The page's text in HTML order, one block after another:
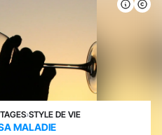
›STYLE DE VIE
MALADIE